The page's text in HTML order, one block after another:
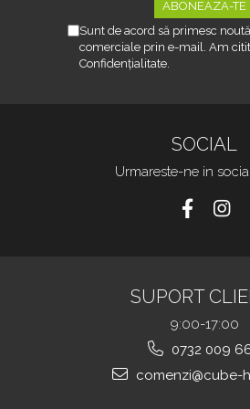
Sunt de acord să primesc
comerciale prin e-mail. Am
Confidențialitate.
SOCIAL
Urmareste-ne in
SUPORT
9:00-17:00
0732 009
comenzi@cube-